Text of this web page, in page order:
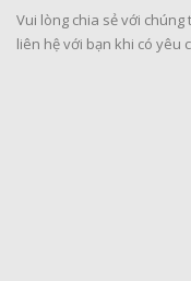
Vui lòng chia sẻ với
liên hệ với bạn khi có yêu